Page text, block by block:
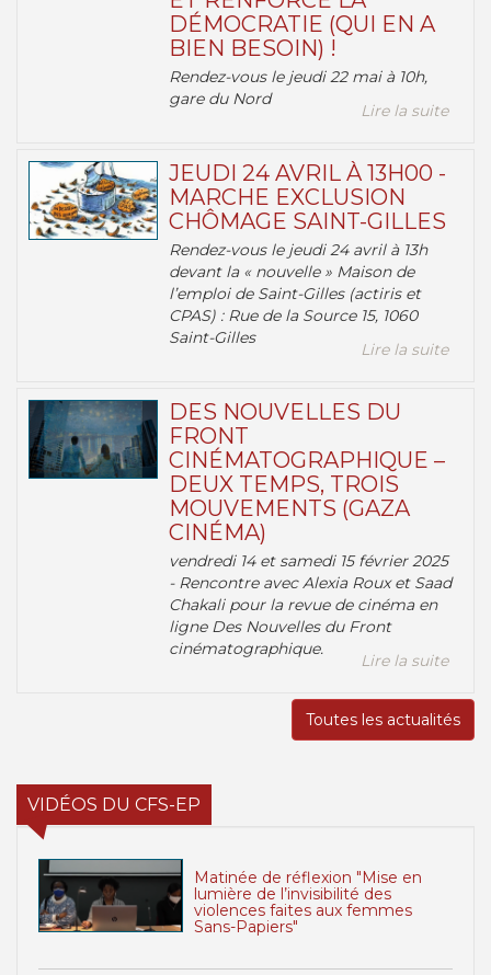
DÉMOCRATIE (QUI EN A
BIEN BESOIN) !
Rendez-vous le jeudi 22 mai à 10h,
gare du Nord
Lire la suite
JEUDI 24 AVRIL À 13H00 -
MARCHE EXCLUSION
CHÔMAGE SAINT-GILLES
Rendez-vous le jeudi 24 avril à 13h
devant la « nouvelle » Maison de
l’emploi de Saint-Gilles (actiris et
CPAS) : Rue de la Source 15, 1060
Saint-Gilles
Lire la suite
DES NOUVELLES DU
FRONT
CINÉMATOGRAPHIQUE –
DEUX TEMPS, TROIS
MOUVEMENTS (GAZA
CINÉMA)
vendredi 14 et samedi 15 février 2025
- Rencontre avec Alexia Roux et Saad
Chakali pour la revue de cinéma en
ligne Des Nouvelles du Front
cinématographique.
Lire la suite
Toutes les actualités
VIDÉOS DU CFS-EP
Matinée de réflexion "Mise en
lumière de l’invisibilité des
violences faites aux femmes
Sans-Papiers"